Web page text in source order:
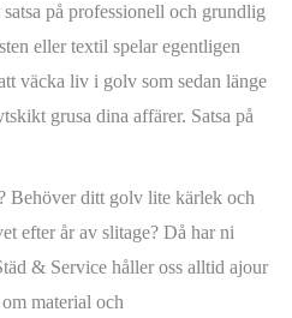
på professionell och grundlig
eller textil spelar egentligen
väcka liv i golv som sedan länge
grusa dina affärer. Satsa på
Behöver ditt golv lite kärlek och
efter år av slitage? Då har ni
& Service håller oss alltid ajour
material och